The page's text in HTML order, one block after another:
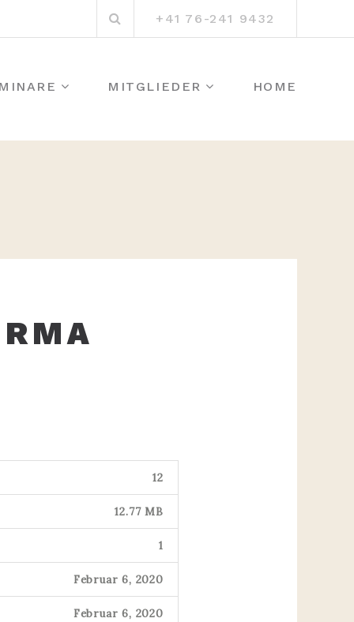
nach:
+41 76-241 9432
MITGLIEDER HOME
12
12.77 MB
1
Februar 6, 2020
Februar 6, 2020